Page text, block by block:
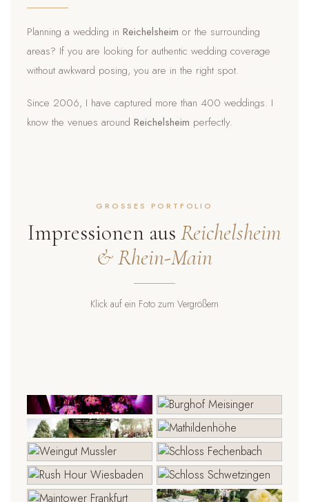
Planning a wedding in Reichelsheim or the surrounding
areas? If you are looking for authentic wedding coverage
without awkward posing, you are in the right spot.
Since 2006, I have captured more than 400 weddings. I
know the venues around Reichelsheim perfectly.
GROSSES PORTFOLIO
Impressionen aus Reichelsheim
& Rhein-Main
Klick auf ein Foto zum Vergrößern